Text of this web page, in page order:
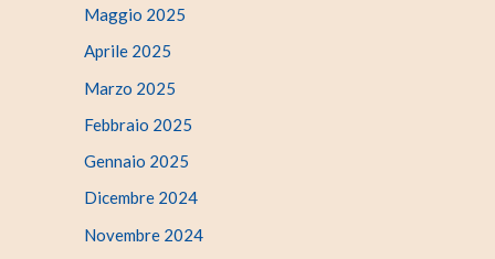
Maggio 2025
Aprile 2025
Marzo 2025
Febbraio 2025
Gennaio 2025
Dicembre 2024
Novembre 2024